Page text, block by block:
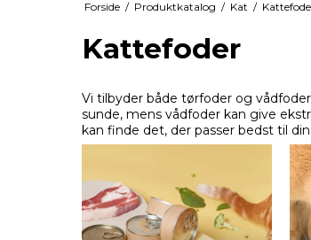
Forside / Produktkatalog / Kat /
Kattefoder
Vi tilbyder både tørfoder og
sunde, mens vådfoder kan give
kan finde det, der passer bedst til